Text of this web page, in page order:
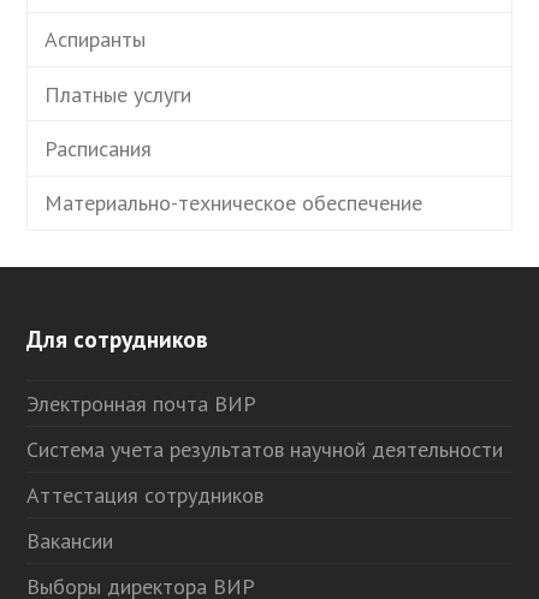
Аспиранты
Платные услуги
Расписания
Материально-техническое обеспечение
Для сотрудников
Электронная почта ВИР
Система учета результатов научной деятельности
Аттестация сотрудников
Вакансии
Выборы директора ВИР